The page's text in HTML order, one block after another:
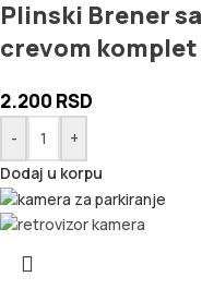
Plinski Brener sa
crevom komplet
2.200 RSD
-
+
Dodaj u korpu